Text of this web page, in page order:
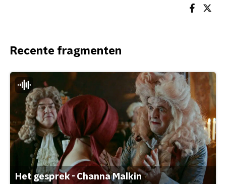
Recente fragmenten
Het gesprek - Channa Malkin